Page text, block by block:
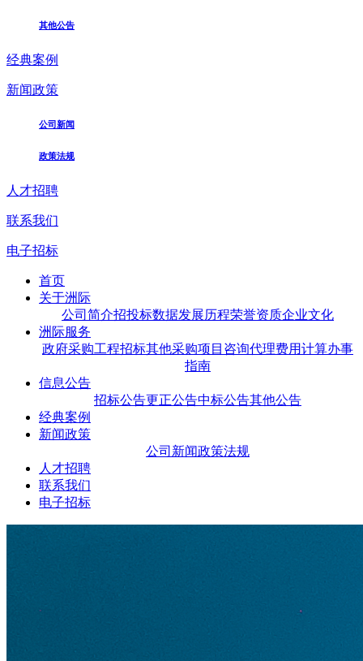
其他公告
经典案例
新闻政策
公司新闻
政策法规
人才招聘
联系我们
电子招标
首页
关于洲际
公司简介招投标数据发展历程荣誉资质企业文化
洲际服务
政府采购工程招标其他采购项目咨询代理费用计算办事
指南
信息公告
招标公告更正公告中标公告其他公告
经典案例
新闻政策
公司新闻政策法规
人才招聘
联系我们
电子招标